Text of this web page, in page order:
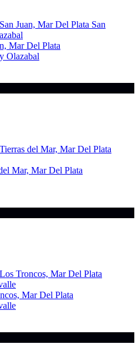
Mar Del Plata
Olazabal
Mar, Mar Del Plata
Mar Del Plata